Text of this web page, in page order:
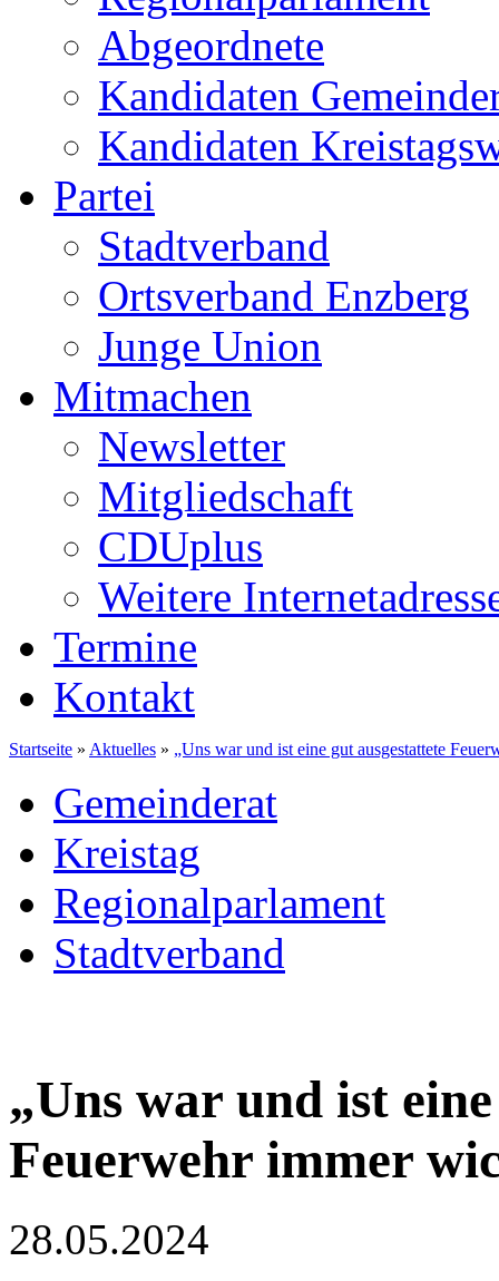
Abgeordnete
Kandidaten
Kandidaten
Partei
Stadtverband
Ortsverband Enzberg
Junge Union
Mitmachen
Newsletter
Mitgliedschaft
CDUplus
Weitere
Termine
Kontakt
Startseite » Aktuelles » „Uns war und ist eine gut ausgestattete
Gemeinderat
Kreistag
Regionalparlament
Stadtverband
„Uns war und ist
Feuerwehr immer
28.05.2024